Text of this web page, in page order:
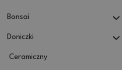
Bonsai
Doniczki
Ceramiczny